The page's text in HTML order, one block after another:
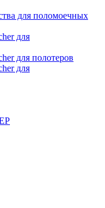
для поломоечных
для
для полотеров
для